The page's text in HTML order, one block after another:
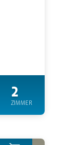
2
ZIMMER